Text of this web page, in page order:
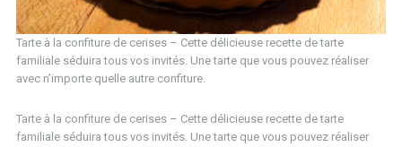
Tarte à la confiture de cerises – Cette délicieuse recette de tarte
familiale séduira tous vos invités. Une tarte que vous pouvez réaliser
avec n’importe quelle autre confiture.
Tarte à la confiture de cerises – Cette délicieuse recette de tarte
familiale séduira tous vos invités. Une tarte que vous pouvez réaliser